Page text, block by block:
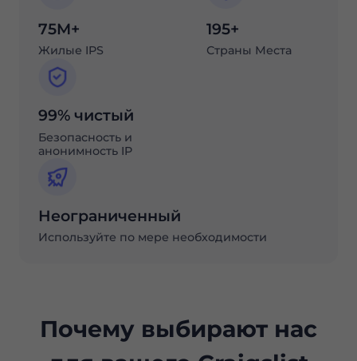
75M+
Жилые IPS
195+
Страны Места
99% чистый
Безопасность и
анонимность IP
Неограниченный
Используйте по мере необходимости
Почему выбирают нас